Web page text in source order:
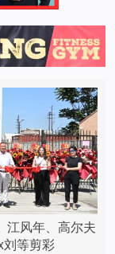
江风年、高尔夫
等剪彩